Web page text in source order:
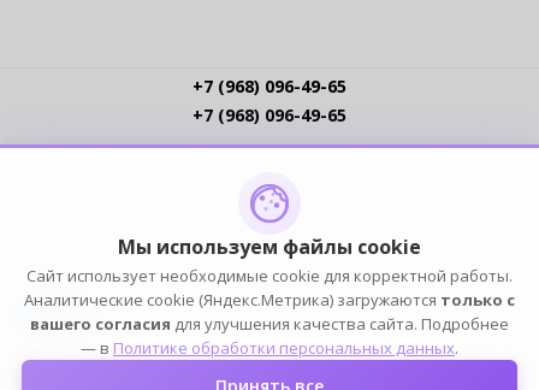
+7 (968) 096-49-65
+7 (968) 096-49-65
Политика обработки ПДн
Публичная оферта
ПОДПИСЫВАЙСЯ
Мы используем файлы cookie
Сайт использует необходимые cookie для корректной работы.
Аналитические cookie (Яндекс.Метрика) загружаются только с
вашего согласия для улучшения качества сайта. Подробнее
— в Политике обработки персональных данных.